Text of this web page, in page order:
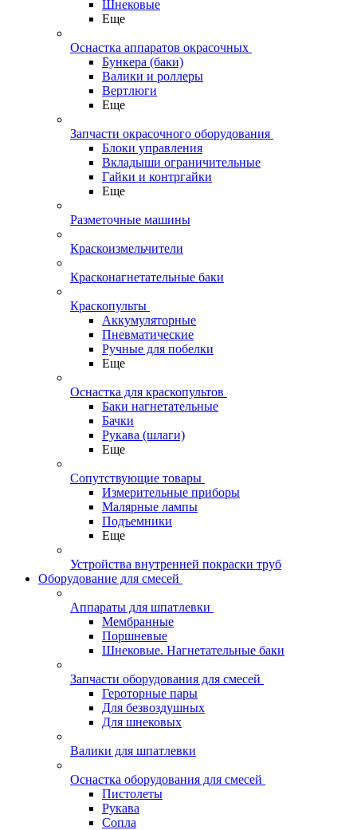
Шнековые
Еще
Оснастка аппаратов окрасочных
Бункера (баки)
Валики и роллеры
Вертлюги
Еще
Запчасти окрасочного оборудования
Блоки управления
Вкладыши ограничительные
Гайки и контргайки
Еще
Разметочные машины
Краскоизмельчители
Красконагнетательные баки
Краскопульты
Аккумуляторные
Пневматические
Ручные для побелки
Еще
Оснастка для краскопультов
Баки нагнетательные
Бачки
Рукава (шлаги)
Еще
Сопутствующие товары
Измерительные приборы
Малярные лампы
Подъемники
Еще
Устройства внутренней покраски труб
Оборудование для смесей
Аппараты для шпатлевки
Мембранные
Поршневые
Шнековые. Нагнетательные баки
Запчасти оборудования для смесей
Героторные пары
Для безвоздушных
Для шнековых
Валики для шпатлевки
Оснастка оборудования для смесей
Пистолеты
Рукава
Сопла